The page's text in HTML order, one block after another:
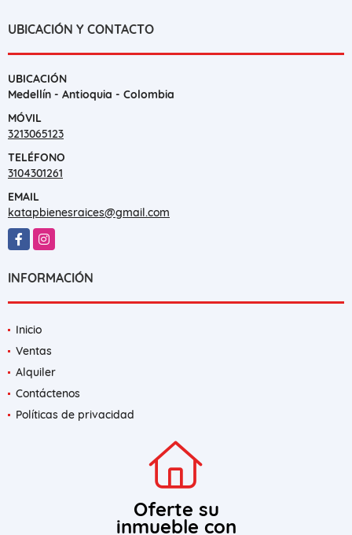
UBICACIÓN Y CONTACTO
UBICACIÓN
Medellín - Antioquia - Colombia
MÓVIL
3213065123
TELÉFONO
3104301261
EMAIL
katapbienesraices@gmail.com
FacebookInstagram
INFORMACIÓN
Inicio
Ventas
Alquiler
Contáctenos
Políticas de privacidad
Oferte su
inmueble con